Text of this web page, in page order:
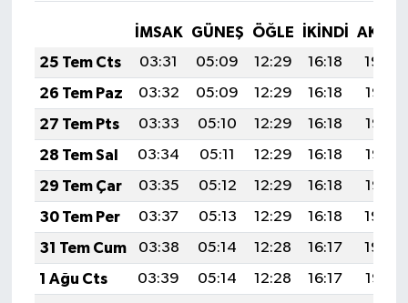
İMSAK GÜNEŞ ÖĞLE İKINDI
25 Tem Cts
03:31 05:09 12:29 16:18
19:39
26 Tem Paz
03:32 05:09 12:29 16:18
19:38
27 Tem Pts
03:33 05:10 12:29 16:18
19:37
28 Tem Sal
03:34 05:11 12:29 16:18
19:36
29 Tem Çar
03:35 05:12 12:29 16:18
19:35
30 Tem Per
03:37 05:13 12:29 16:18
19:34
31 Tem Cum
03:38 05:14 12:28 16:17
19:34
1 Ağu Cts
03:39 05:14 12:28 16:17
19:33